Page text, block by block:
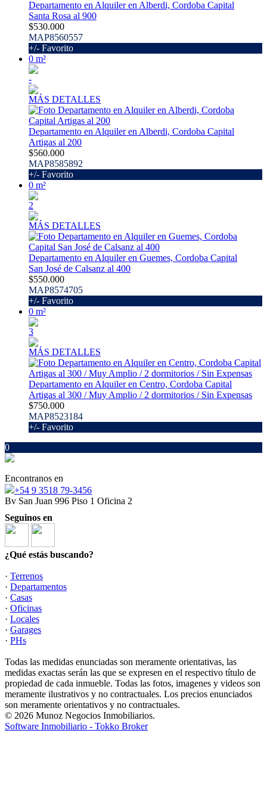
Departamento en Alquiler en Alberdi, Cordoba Capital
Santa Rosa al 900
$530.000
MAP8560557
+/- Favorito
0 m²
-
MÁS DETALLES
Departamento en Alquiler en Alberdi, Cordoba Capital
Artigas al 200
$560.000
MAP8585892
+/- Favorito
0 m²
2
MÁS DETALLES
Departamento en Alquiler en Guemes, Cordoba Capital
San José de Calsanz al 400
$550.000
MAP8574705
+/- Favorito
0 m²
3
MÁS DETALLES
Departamento en Alquiler en Centro, Cordoba Capital
Artigas al 300 / Muy Amplio / 2 dormitorios / Sin Expensas
$750.000
MAP8523184
+/- Favorito
0
Encontranos en
‪+54 9 3518 79‑3456‬
Bv San Juan 996 Piso 1 Oficina 2
Seguinos en
¿Qué estás buscando?
· Terrenos
· Departamentos
· Casas
· Oficinas
· Locales
· Garages
· PHs
Todas las medidas enunciadas son meramente orientativas, las
medidas exactas serán las que se expresen en el respectivo título de
propiedad de cada inmueble. Todas las fotos, imagenes y videos son
meramente ilustrativos y no contractuales. Los precios enunciados
son meramente orientativos y no contractuales.
© 2026 Munoz Negocios Inmobiliarios.
Software Inmobiliario - Tokko Broker